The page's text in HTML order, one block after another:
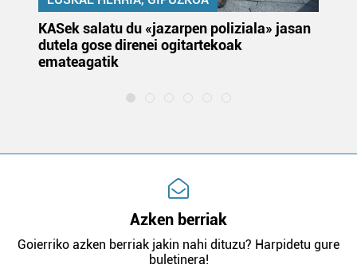
KASek salatu du «jazarpen poliziala» jasan
dutela gose direnei ogitartekoak
emateagatik
Azken berriak
Goierriko azken berriak jakin nahi dituzu? Harpidetu gure
buletinera!